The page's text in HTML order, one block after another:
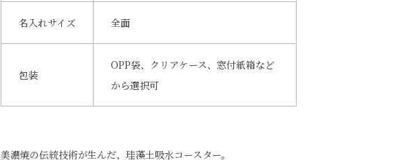
名入れサイズ 全面
包装
OPP袋、クリアケース、窓付紙箱など
から選択可
美濃焼の伝統技術が生んだ、珪藻土吸水コースター。